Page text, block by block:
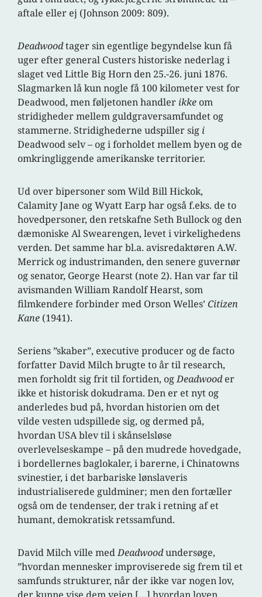
aftale eller ej (Johnson 2009: 809).
Deadwoodtager sin egentlige begyndelse kun få
uger efter general Custers historiske nederlag i
slaget ved Little Big Horn den 25.-26. juni 1876.
Slagmarken lå kun nogle få 100 kilometer vest for
Deadwood, men føljetonen handler ikke om
stridigheder mellem guldgraversamfundet og
stammerne. Stridighederne udspiller sig i
Deadwood selv – og i forholdet mellem byen og de
omkringliggende amerikanske territorier.
Ud over bipersoner som Wild Bill Hickok,
Calamity Jane og Wyatt Earp har også f.eks. de to
hovedpersoner, den retskafne Seth Bullock og den
dæmoniske Al Swearengen, levet i virkelighedens
verden. Det samme har bl.a. avisredaktøren A.W.
Merrick og industrimanden, den senere guvernør
og senator, George Hearst (note 2). Han var far til
avismanden William Randolf Hearst, som
filmkendere forbinder med Orson Welles’Citizen
Kane (1941).
Seriens ”skaber”, executive producer og de facto
forfatter David Milch brugte to år til research,
men forholdt sig frit til fortiden, ogDeadwooder
ikke et historisk dokudrama. Den er et nyt og
anderledes bud på, hvordan historien om det
vilde vesten udspillede sig, og dermed på,
hvordan USA blev til i skånselsløse
overlevelseskampe – på den mudrede hovedgade,
i bordellernes baglokaler, i barerne, i Chinatowns
svinestier, i det barbariske lønslaveris
industrialiserede guldminer; men den fortæller
også om de tendenser, der trak i retning af et
humant, demokratisk retssamfund.
David Milch ville medDeadwoodundersøge,
”hvordan mennesker improviserede sig frem til et
samfunds strukturer, når der ikke var nogen lov,
der kunne vise dem vejen […] hvordan loven